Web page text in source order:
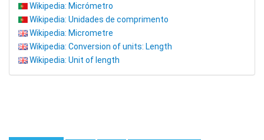
Wikipedia: Micrómetro
Wikipedia: Unidades de comprimento
Wikipedia: Micrometre
Wikipedia: Conversion of units: Length
Wikipedia: Unit of length